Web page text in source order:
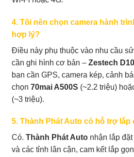
4. Tôi nên chọn camera hành
hợp lý?
Điều này phụ thuộc vào nhu cầu
cần ghi hình cơ bản – Zestech D10
bạn cần GPS, camera kép, cảnh
chọn 70mai A500S (~2.2 triệu)
(~3 triệu).
5. Thành Phát Auto có hỗ trợ
Có. Thành Phát Auto nhận lắp
và các tỉnh lân cận, cam kết lắp